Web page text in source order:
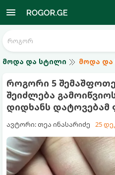
მოდა და სტილი მოდა
როგორი 5
შეიძლება
დიდხანს დატოვებამ
ავტორი: თეა ინასარიძე 25